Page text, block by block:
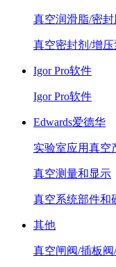
真空润滑脂/密封
真空密封剂/增压
Igor Pro软件
Igor Pro软件
Edwards爱德华
实验室应用真空
真空测量和显示
真空系统部件和
其他
真空闸阀/插板阀